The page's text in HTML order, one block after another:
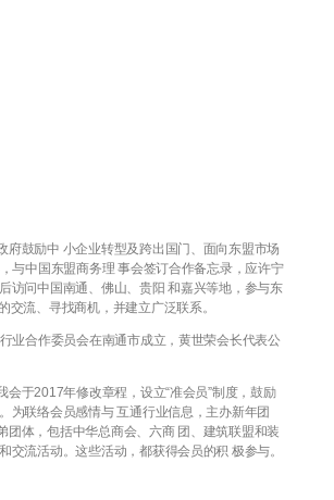
府鼓励中 小企业转型及跨出国门、面向东盟市场
与中国东盟商务理 事会签订合作备忘录，应许宁
访问中国南通、佛山、贵阳 和嘉兴等地，参与东
交流、寻找商机，并建立广泛联系。
业合作委员会在南通市成立，黄世荣会长代表公
会于2017年修改章程，设立“准会员”制度，鼓励
为联络会员感情与 互通行业信息，主办新年团
团体，包括中华总商会、六商 团、建筑联盟和装
交流活动。这些活动，都获得会员的积 极参与。